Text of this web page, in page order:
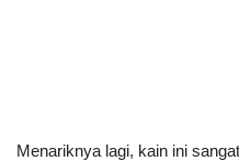
Menariknya lagi, kain ini